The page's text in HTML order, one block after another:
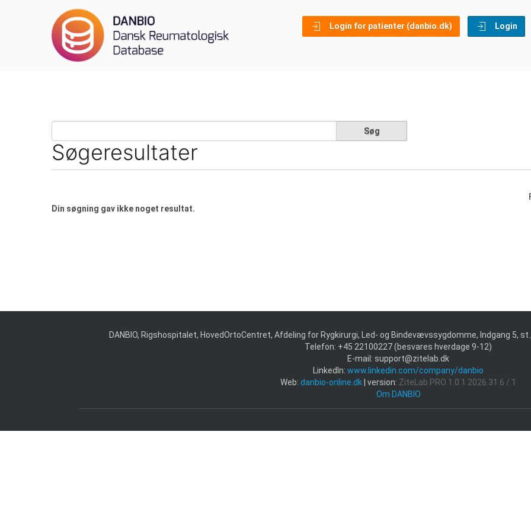
Login for patienter (danbio.dk)
Login
Søgeresultater
Din søgning gav ikke noget resultat.
DANBIO, Rigshospitalet, HovedOrtoCentret, Afdeling for Rygkirurgi, Led- og Bindevævssygdomme, Indgang 5,
Telefon: +45 22100227 (besvares hverdage 9-12)
E-mail: support@zitelab.dk
LinkedIn: www.linkedin.com/company/danbio
Web: danbio-online.dk| version: ZiteLab PRO 1.0.1.2026.31.6 /.1
Om DANBIO